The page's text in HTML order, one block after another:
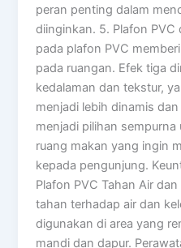
peran penting dalam
diinginkan. 5. Plafon
pada plafon PVC
pada ruangan. Efek tiga
kedalaman dan tekstur,
menjadi lebih dinamis
menjadi pilihan
ruang makan yang ingin
kepada pengunjung.
Plafon PVC Tahan Air
tahan terhadap air dan
digunakan di area yang
mandi dan dapur.